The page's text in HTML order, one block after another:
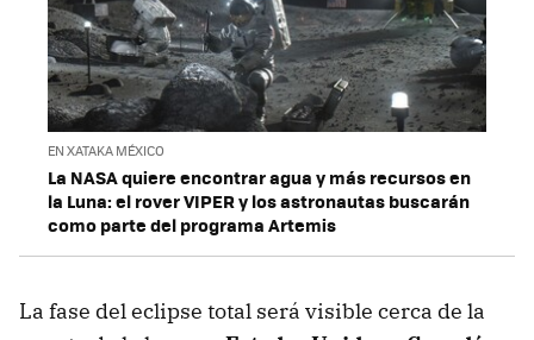
EN XATAKA MÉXICO
La NASA quiere encontrar agua y más recursos en
la Luna: el rover VIPER y los astronautas buscarán
como parte del programa Artemis
La fase del eclipse total será visible cerca de la